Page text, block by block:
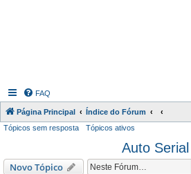
FAQ
Página Principal Índice do Fórum
Tópicos sem resposta Tópicos ativos
Auto Serial
Novo Tópico